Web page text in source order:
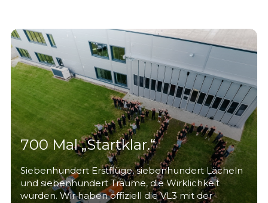
700 Mal „Startklar.“
Siebenhundert Erstflüge, siebenhundert Lächeln
und siebenhundert Träume, die Wirklichkeit
wurden. Wir haben offiziell die VL3 mit der